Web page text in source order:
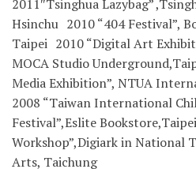
2011″Tsinghua Lazybag”
Hsinchu 2010 “404 Festival”,
Taipei 2010 “Digital Art
MOCA Studio
Media Exhibition”, NTUA
2008 “Taiwan International
Festival”,Eslite
Workshop”,Digiark in National
Arts, Taichung